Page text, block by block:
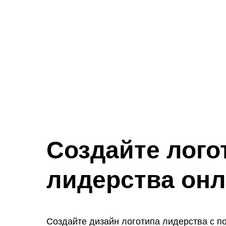
Создайте
лидерства
Создайте дизайн логотипа лидерства с